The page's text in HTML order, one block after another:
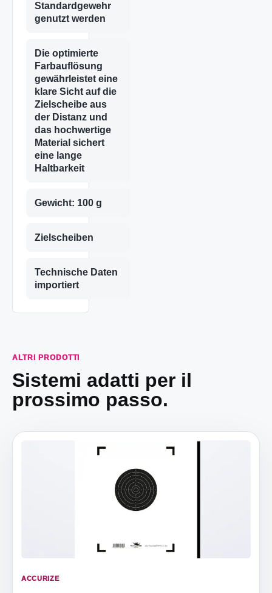
Standardgewehr
genutzt werden
Die optimierte
Farbauflösung
gewährleistet eine
klare Sicht auf die
Zielscheibe aus
der Distanz und
das hochwertige
Material sichert
eine lange
Haltbarkeit
Gewicht: 100 g
Zielscheiben
Technische Daten
importiert
ALTRI PRODOTTI
Sistemi adatti per il
prossimo passo.
ACCURIZE